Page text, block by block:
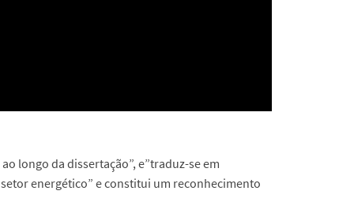
longo da dissertação”, e”traduz-se em
energético” e constitui um reconhecimento